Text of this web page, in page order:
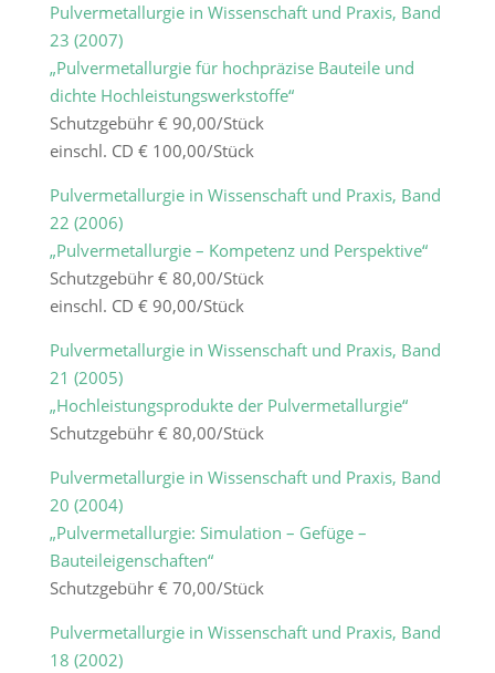
Pulvermetallurgie in Wissenschaft und Praxis, Band
23 (2007)
„Pulvermetallurgie für hochpräzise Bauteile und
dichte Hochleistungswerkstoffe“
Schutzgebühr € 90,00/Stück
einschl. CD € 100,00/Stück
Pulvermetallurgie in Wissenschaft und Praxis, Band
22 (2006)
„Pulvermetallurgie – Kompetenz und Perspektive“
Schutzgebühr € 80,00/Stück
einschl. CD € 90,00/Stück
Pulvermetallurgie in Wissenschaft und Praxis, Band
21 (2005)
„Hochleistungsprodukte der Pulvermetallurgie“
Schutzgebühr € 80,00/Stück
Pulvermetallurgie in Wissenschaft und Praxis, Band
20 (2004)
„Pulvermetallurgie: Simulation – Gefüge –
Bauteileigenschaften“
Schutzgebühr € 70,00/Stück
Pulvermetallurgie in Wissenschaft und Praxis, Band
18 (2002)